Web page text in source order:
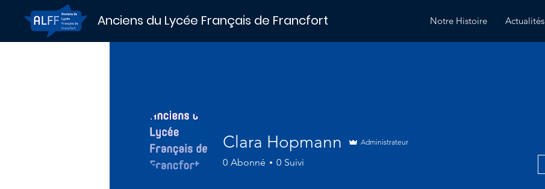
Anciens du Lycée Français de Francfort Notre Histoire Actualités
Clara Hopmann Administrateur
0 Abonné 0 Suivi